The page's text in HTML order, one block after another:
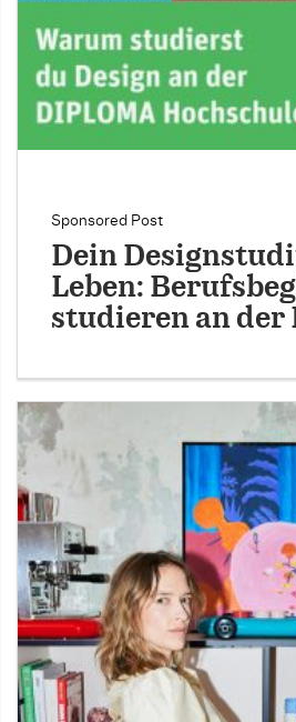
Sponsored Post
Dein
Leben:
studieren an der